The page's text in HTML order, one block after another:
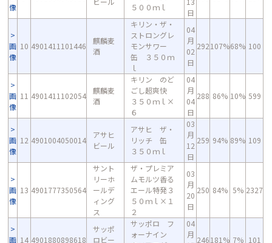
像
５００ｍｌ
日
画
像
10 4901411101446
麒麟麦
酒
キリン・ザ・
ストロングレ
モンサワー
缶 ３５０ｍ
ｌ
04
月
02
日
292107%68% 100
画
像
11 4901411102054
麒麟麦
酒
キリン のど
ごし超爽快
３５０ｍｌ×
６
04
月
04
日
288 86% 10% 599
画
像
12 4901004050014
アサヒ
ビール
アサヒ ザ・
リッチ 缶
３５０ｍｌ
03
月
12
日
259 94% 89% 109
画
像
13 4901777350564
サント
リーホ
ールデ
ィング
ス
ザ・プレミア
ムモルツ香る
エール特発３
５０ｍｌ×１
２
03
月
20
日
250 84% 5% 2327
画 14 4901880898618
サッポ
ロビー
サッポロ フ
ォーナイン
04
月
246181% 7% 101